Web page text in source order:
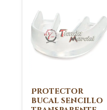
Protector
bucal sencillo